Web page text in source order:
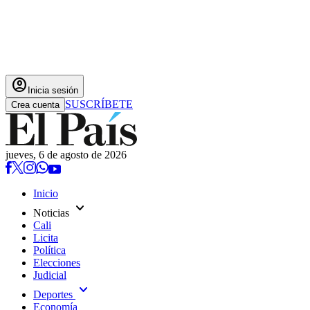
account_circle Inicia sesión
Crea cuenta SUSCRÍBETE
jueves, 6 de agosto de 2026
Inicio
Noticias expand_more
Cali
Licita
Política
Elecciones
Judicial
Deportes expand_more
Economía